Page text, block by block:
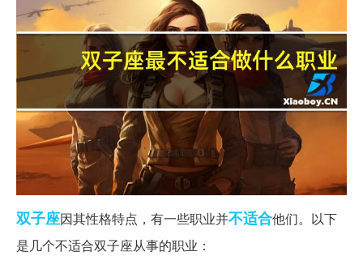
双子座因其性格特点，有一些职业并不适合他们。以下
是几个不适合双子座从事的职业：